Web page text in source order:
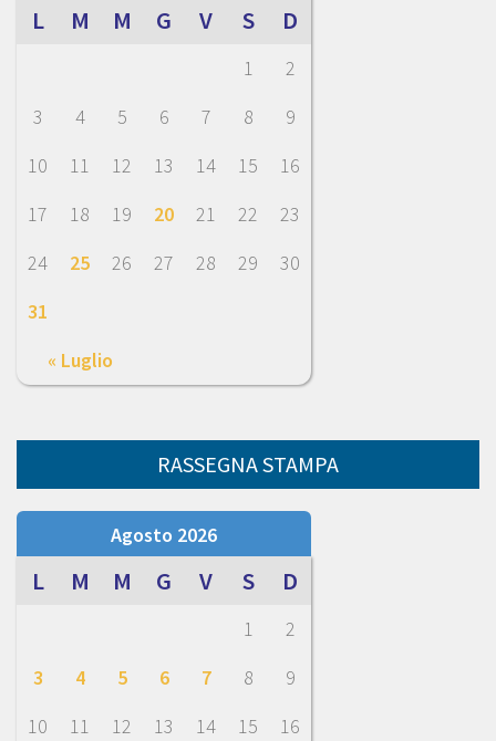
L M M G V S D
« Luglio
1
2
3
4 5 6 7 8
9
10
11 12 13 14 15
16
17
18 19 20 21 22
23
24
25 26 27 28 29
30
31
RASSEGNA STAMPA
Agosto 2026
L M M G V S D
1
2
3
4 5 6 7 8
9
10
11 12 13 14 15
16